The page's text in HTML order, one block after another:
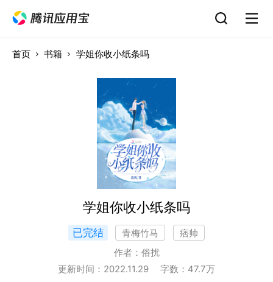
首页 书籍 学姐你收小纸条吗
学姐你收小纸条吗
已完结 青梅竹马
痞帅
作者： 俗扰
更新时间： 2022.11.29 字数： 47.7万